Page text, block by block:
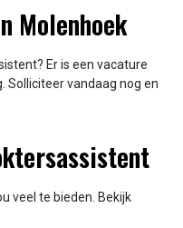
Molenhoek
Er is een vacature
Solliciteer vandaag nog en
veel te bieden. Bekijk